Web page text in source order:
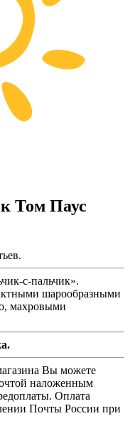
Том Паус
с-пальчик».
шарообразными
махровыми
Вы можете
наложенным
Оплата
Почты России при